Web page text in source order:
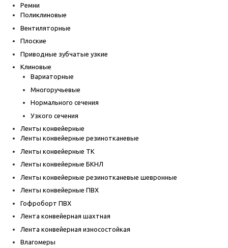
Ремни
Поликлиновые
Вентиляторные
Плоские
Приводные зубчатые узкие
Клиновые
Вариаторные
Многоручьевые
Нормального сечения
Узкого сечения
Ленты конвейерные
Ленты конвейерные резинотканевые
Ленты конвейерные ТК
Ленты конвейерные БКНЛ
Ленты конвейерные резинотканевые шевронные
Ленты конвейерные ПВХ
Гофроборт ПВХ
Лента конвейерная шахтная
Лента конвейерная износостойкая
Влагомеры